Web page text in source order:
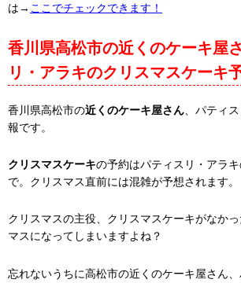
は→ ここでチェックできます！
香川県高松市の近くのケーキ屋
リ・アラキのクリスマスケーキ
香川県高松市の近くのケーキ屋さん 、パティ
報です。
クリスマスケーキの予約はパティスリ・アラ
で。クリスマス直前には混雑が予想されます。
クリスマスの主役、クリスマスケーキがなか
マスになってしまいますよね？
忘れないうちに高松市の近くのケーキ屋さん